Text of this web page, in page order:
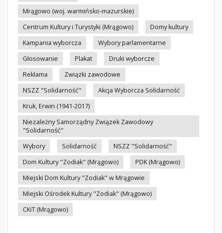
Mrągowo (woj. warmińsko-mazurskie)
Centrum Kultury i Turystyki (Mrągowo)
Domy kultury
Kampania wyborcza
Wybory parlamentarne
Głosowanie
Plakat
Druki wyborcze
Reklama
Związki zawodowe
NSZZ "Solidarność"
Akcja Wyborcza Solidarność
Kruk, Erwin (1941-2017)
Niezależny Samorządny Związek Zawodowy
"Solidarność"
Wybory
Solidarność
NSZZ "Solidarność"
Dom Kultury "Zodiak" (Mrągowo)
PDK (Mrągowo)
Miejski Dom Kultury "Zodiak" w Mrągowie
Miejski Ośrodek Kultury "Zodiak" (Mrągowo)
CKiT (Mrągowo)